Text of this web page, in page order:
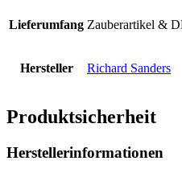
Lieferumfang Zauberartikel &
Hersteller Richard Sanders
Produktsicherheit
Herstellerinformationen